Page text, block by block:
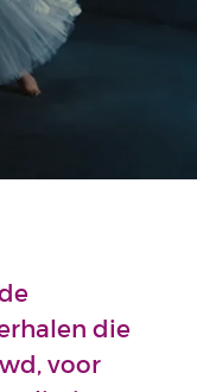
die
voor